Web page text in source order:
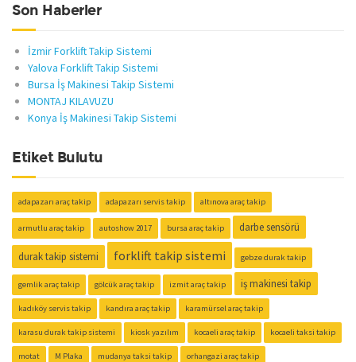
Son Haberler
İzmir Forklift Takip Sistemi
Yalova Forklift Takip Sistemi
Bursa İş Makinesi Takip Sistemi
MONTAJ KILAVUZU
Konya İş Makinesi Takip Sistemi
Etiket Bulutu
adapazarı araç takip adapazarı servis takip altınova araç takip
armutlu araç takip autoshow 2017 bursa araç takip darbe sensörü
durak takip sistemi forklift takip sistemi gebze durak takip
gemlik araç takip gölcük araç takip izmit araç takip iş makinesi takip
kadıköy servis takip kandıra araç takip karamürsel araç takip
karasu durak takip sistemi kiosk yazılım kocaeli araç takip kocaeli taksi takip
motat M Plaka mudanya taksi takip orhangazi araç takip